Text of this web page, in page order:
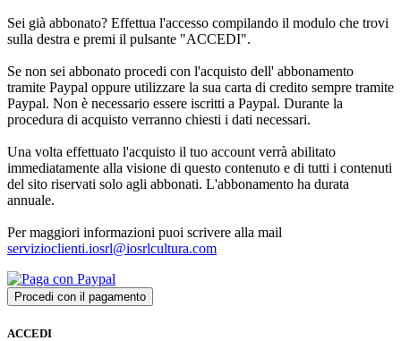
Sei già abbonato? Effettua l'accesso compilando il modulo che trovi
sulla destra e premi il pulsante "ACCEDI".
Se non sei abbonato procedi con l'acquisto dell' abbonamento
tramite Paypal oppure utilizzare la sua carta di credito sempre tramite
Paypal. Non è necessario essere iscritti a Paypal. Durante la
procedura di acquisto verranno chiesti i dati necessari.
Una volta effettuato l'acquisto il tuo account verrà abilitato
immediatamente alla visione di questo contenuto e di tutti i contenuti
del sito riservati solo agli abbonati. L'abbonamento ha durata
annuale.
Per maggiori informazioni puoi scrivere alla mail
servizioclienti.iosrl@iosrlcultura.com
ACCEDI